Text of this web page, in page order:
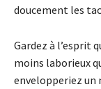
doucement les
Gardez à l’esprit
moins laborieux
envelopperiez un